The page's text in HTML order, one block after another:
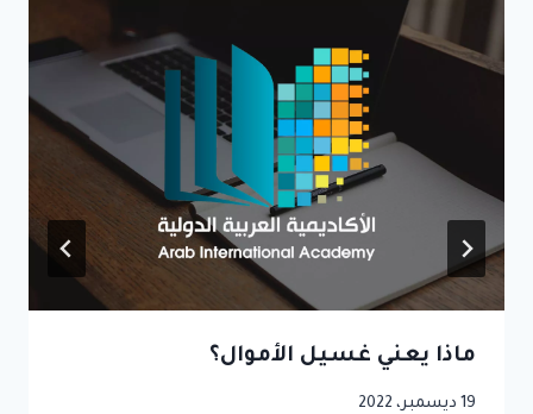
ماذا يعني غسيل الأموال؟
19 ديسمبر، 2022